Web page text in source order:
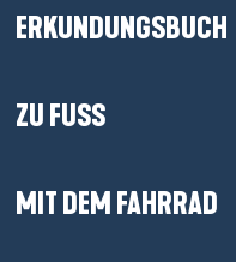
ERKUNDUNGSBUCH
ZU FUSS
MIT DEM FAHRRAD
environnementale